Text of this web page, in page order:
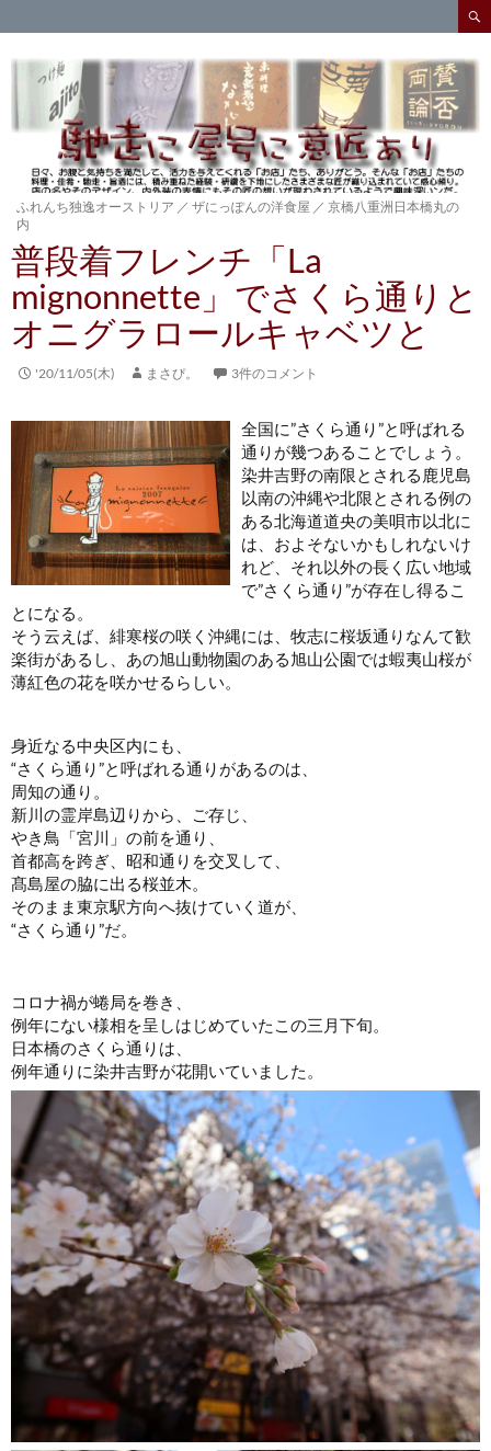
索
ン
ン
ツ
キ
ッ
プ
ふれんち独逸オーストリア ／ ザにっぽんの洋食屋 ／ 京橋八重洲日本橋丸の
内
普段着フレンチ「La
mignonnette」でさくら通りと
オニグラロールキャベツと
'20/11/05(木) まさぴ。 3件のコメント
全国に”さくら通り”と呼ばれる
通りが幾つあることでしょう。
染井吉野の南限とされる鹿児島
以南の沖縄や北限とされる例の
ある北海道道央の美唄市以北に
は、およそないかもしれないけ
れど、それ以外の長く広い地域
で”さくら通り”が存在し得るこ
とになる。
そう云えば、緋寒桜の咲く沖縄には、牧志に桜坂通りなんて歓
楽街があるし、あの旭山動物園のある旭山公園では蝦夷山桜が
薄紅色の花を咲かせるらしい。
身近なる中央区内にも、
“さくら通り”と呼ばれる通りがあるのは、
周知の通り。
新川の霊岸島辺りから、ご存じ、
やき鳥「宮川」の前を通り、
首都高を跨ぎ、昭和通りを交叉して、
髙島屋の脇に出る桜並木。
そのまま東京駅方向へ抜けていく道が、
“さくら通り”だ。
コロナ禍が蜷局を巻き、
例年にない様相を呈しはじめていたこの三月下旬。
日本橋のさくら通りは、
例年通りに染井吉野が花開いていました。